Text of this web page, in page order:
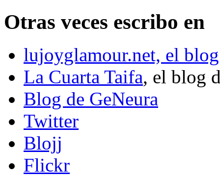
Otras veces escribo en
lujoyglamour.net, el
La Cuarta Taifa, el blog
Blog de GeNeura
Twitter
Blojj
Flickr